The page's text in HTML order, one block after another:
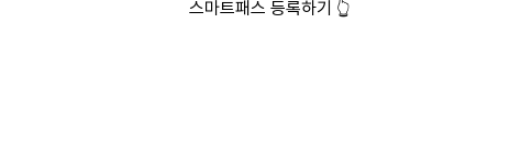
스마트패스 등록하기 👆